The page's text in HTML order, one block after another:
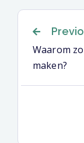
Waarom
maken?